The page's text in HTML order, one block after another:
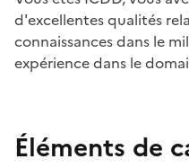
d'excellentes qualités
connaissances dans le
expérience dans le
Éléments de